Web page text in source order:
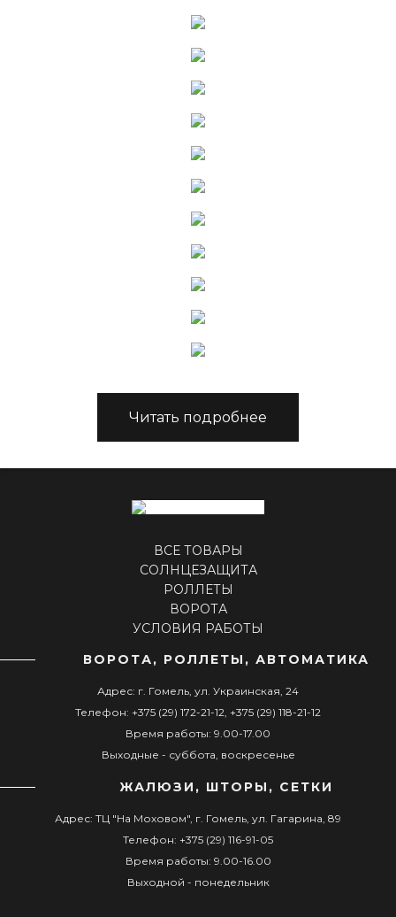
Читать подробнее
ВСЕ ТОВАРЫ
СОЛНЦЕЗАЩИТА
РОЛЛЕТЫ
ВОРОТА
УСЛОВИЯ РАБОТЫ
ВОРОТА, РОЛЛЕТЫ, АВТОМАТИКА
Адрес: г. Гомель, ул. Украинская, 24
Телефон: +375 (29) 172-21-12, +375 (29) 118-21-12
Время работы: 9.00-17.00
Выходные - суббота, воскресенье
ЖАЛЮЗИ, ШТОРЫ, СЕТКИ
Адрес: ТЦ "На Моховом", г. Гомель, ул. Гагарина, 89
Телефон: +375 (29) 116-91-05
Время работы: 9.00-16.00
Выходной - понедельник